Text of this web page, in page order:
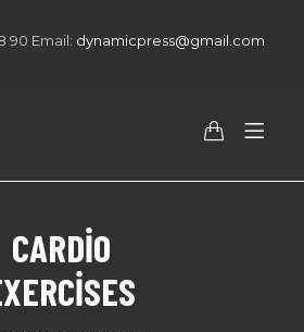
90 Email: dynamicpress@gmail.com
CARDIO